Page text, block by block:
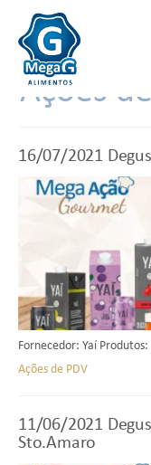
Ações
16/07/2021
Fornecedor: Yaí
Ações de PDV
11/06/2021
Sto.Amaro